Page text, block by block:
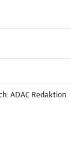
ADAC Redaktion